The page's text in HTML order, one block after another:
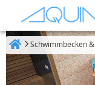
Schwimmbecken